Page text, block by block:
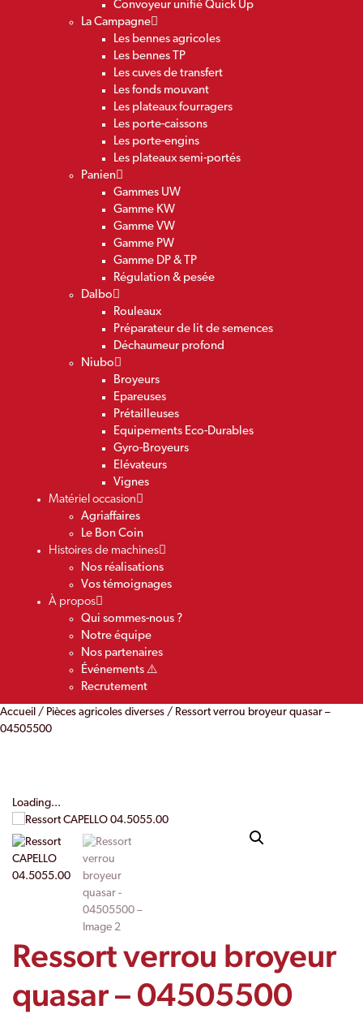
Convoyeur unifié Quick Up
La Campagne
Les bennes agricoles
Les bennes TP
Les cuves de transfert
Les fonds mouvant
Les plateaux fourragers
Les porte-caissons
Les porte-engins
Les plateaux semi-portés
Panien
Gammes UW
Gamme KW
Gamme VW
Gamme PW
Gamme DP & TP
Régulation & pesée
Dalbo
Rouleaux
Préparateur de lit de semences
Déchaumeur profond
Niubo
Broyeurs
Epareuses
Prétailleuses
Equipements Eco-Durables
Gyro-Broyeurs
Elévateurs
Vignes
Matériel occasion
Agriaffaires
Le Bon Coin
Histoires de machines
Nos réalisations
Vos témoignages
À propos
Qui sommes-nous ?
Notre équipe
Nos partenaires
Événements ⚠️
Recrutement
Accueil / Pièces agricoles diverses / Ressort verrou broyeur quasar –
04505500
Loading...
Ressort verrou broyeur
quasar – 04505500